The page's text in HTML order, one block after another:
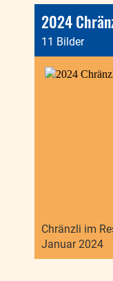
2024
11 Bilder
Chränzli im
Januar 2024